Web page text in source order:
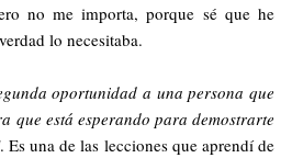
no me importa, porque sé que he
lo necesitaba.
oportunidad a una persona que
que está esperando para demostrarte
. Es una de las lecciones que aprendí de